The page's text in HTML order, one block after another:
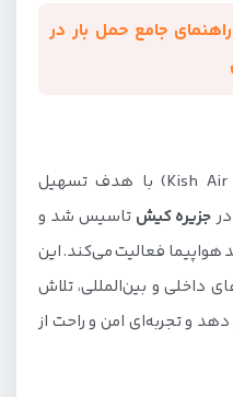
راهنمای جامع حمل بار در
هواپیمایی کیش (به انگلیسی: Kish Air) با هدف تسهیل
جزیره کیش تاسیس شد و
متشکل از 12 فروند هواپیما فعالیت می‌کند. این
داخلی و بین‌المللی، تلاش
و تجربه‌ای امن و راحت از